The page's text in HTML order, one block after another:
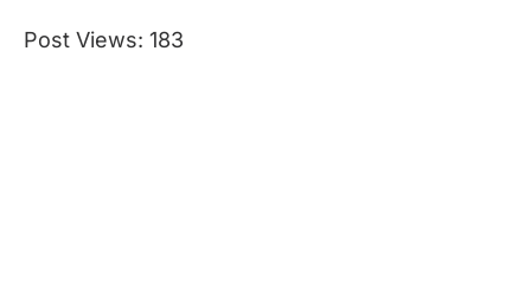
Post Views: 183